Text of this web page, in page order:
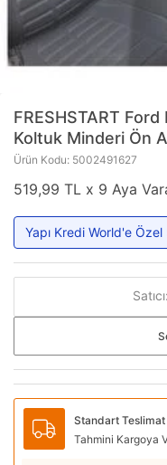
FRESHSTART Ford
Koltuk Minderi Ön
Ürün Kodu: 5002491627
519,99 TL x 9 Aya
Yapı Kredi World'e
Satıcı:
Standart Teslimat
Tahmini Kargoya